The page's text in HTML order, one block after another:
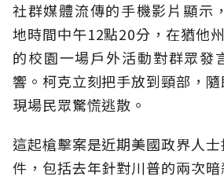
社群媒體流傳的手機影片顯示
地時間中午12點20分，在猶他
的校園一場戶外活動對群眾發
響。柯克立刻把手放到頸部，隨
現場民眾驚慌逃散。
這起槍擊案是近期美國政界人
件，包括去年針對川普的兩次